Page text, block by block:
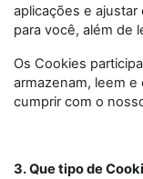
aplicações e
para você, além de
Os Cookies
armazenam, leem
cumprir com o
3. Que tipo de